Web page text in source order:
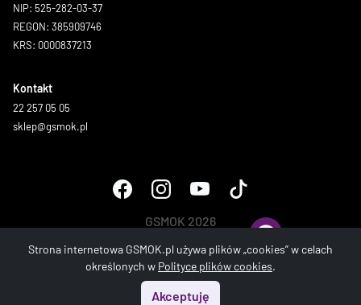
NIP: 525-282-03-37
REGON: 385909746
KRS: 0000837213
Kontakt
22 257 05 05
sklep@gsmok.pl
GSMOK 2026
Strona internetowa GSMOK.pl używa plików „cookies” w celach
określonych w Polityce plików cookies.
Akceptuję